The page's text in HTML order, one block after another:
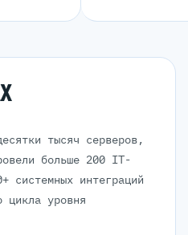
тысяч серверов,
больше 200 IT-
системных интеграций
цикла уровня